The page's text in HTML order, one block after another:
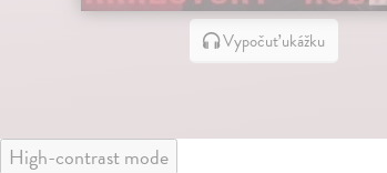
Vypočuť ukážku
High-contrast mode